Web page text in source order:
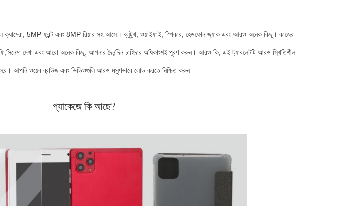
ক্যামেরা, 5MP ফ্রন্ট এবং 8MP রিয়ার সহ আসে। ব্লুটুথ, ওয়াইফাই, স্পিকার, হেডফোন জ্যাক এবং আরও অনেক কিছু। কাজের
দেখা এবং আরো অনেক কিছু. আপনার দৈনন্দিন চাহিদার অধিকাংশই পূরণ করুন। আরও কি, এই ট্যাবলেটটি আরও স্থিতিশীল
আপনি ওয়েব ব্রাউজ এবং ভিডিওগুলি আরও মসৃণভাবে লোড করতে নিশ্চিত করুন
প্যাকেজে কি আছে?